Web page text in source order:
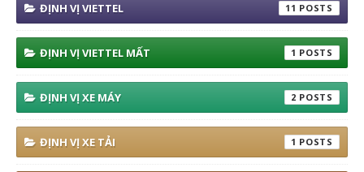
ĐỊNH VỊ VIETTEL 11
ĐỊNH VỊ VIETTEL MẤT 1
ĐỊNH VỊ XE MÁY 2
ĐỊNH VỊ XE TẢI 1